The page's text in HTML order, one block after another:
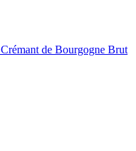
de Bourgogne Brut